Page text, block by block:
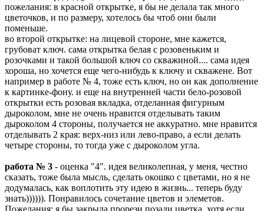
пожелания: в красной открытке, я бы не делала так много
цветочков, и по размеру, хотелось бы чтоб они были
поменьше.
во второй открытке: на лицевой стороне, мне кажется,
грубоват ключ. сама открытка белая с розовеньким и
розочками и такой большой ключ со скважиной.... сама идея
хороша, но хочется еще чего-нибудь к ключу и скважене. Вот
например в работе № 4, тоже есть ключ, но он как дополнение
к картинке-фону. и еще на внутренней части бело-розовой
открытки есть розовая вкладка, отделанная фигурным
дыроколом, мне не очень нравится отделывать таким
дыроколом 4 стороны, получается не аккуратно. мне нравится
отделывать 2 края: верх-низ или лево-право, а если делать
четыре стороны, то тогда уже с дыроколом угла.
работа № 3 - оценка "4". идея великолепная, у меня, честно
сказать, тоже была мысль, сделать окошко с цветами, но я не
додумалась, как воплотить эту идею в жизнь... теперь буду
знать)))))). Понравилось сочетание цветов и элеметов.
Пожелания: я бы закрыла прорези позади цветка, хотя если